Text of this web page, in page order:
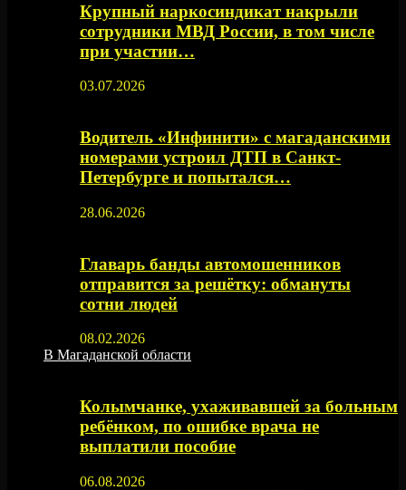
Крупный наркосиндикат накрыли
сотрудники МВД России, в том числе
при участии…
03.07.2026
Водитель «Инфинити» с магаданскими
номерами устроил ДТП в Санкт-
Петербурге и попытался…
28.06.2026
Главарь банды автомошенников
отправится за решётку: обмануты
сотни людей
08.02.2026
В Магаданской области
Колымчанке, ухаживавшей за больным
ребёнком, по ошибке врача не
выплатили пособие
06.08.2026